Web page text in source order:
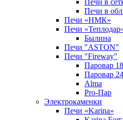
Печи в
Печи «НМК»
Печи
Былина
Печи "ASTON"
Печи "Fireway"
Паровар 18
Паровар 24
Alma
Pro-Пар
Электрокаменки
Печи «Karina»